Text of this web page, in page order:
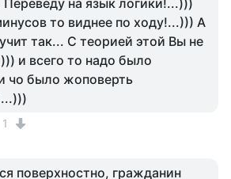
на язык логики!...)))
то виднее по ходу!...))) А
так... С теорией этой Вы не
и всего то надо было
чо было жоповерть
1
поверхностно, гражданин